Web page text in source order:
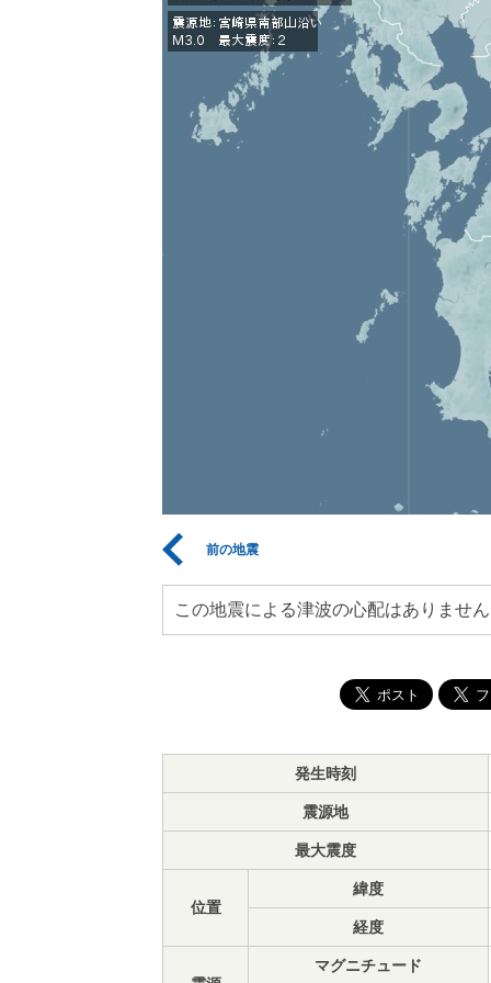
前の地震
この地震による津波の心配はありませ
発生時刻
震源地
最大震度
位置
緯度
経度
マグニチュード